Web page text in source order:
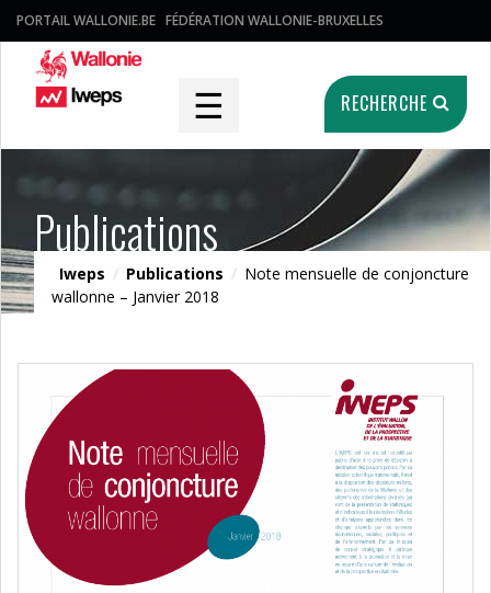
PORTAIL WALLONIE.BE FÉDÉRATION WALLONIE-BRUXELLES
☰ RECHERCHE
Publications
Iweps / Publications / Note mensuelle de conjoncture
wallonne – Janvier 2018